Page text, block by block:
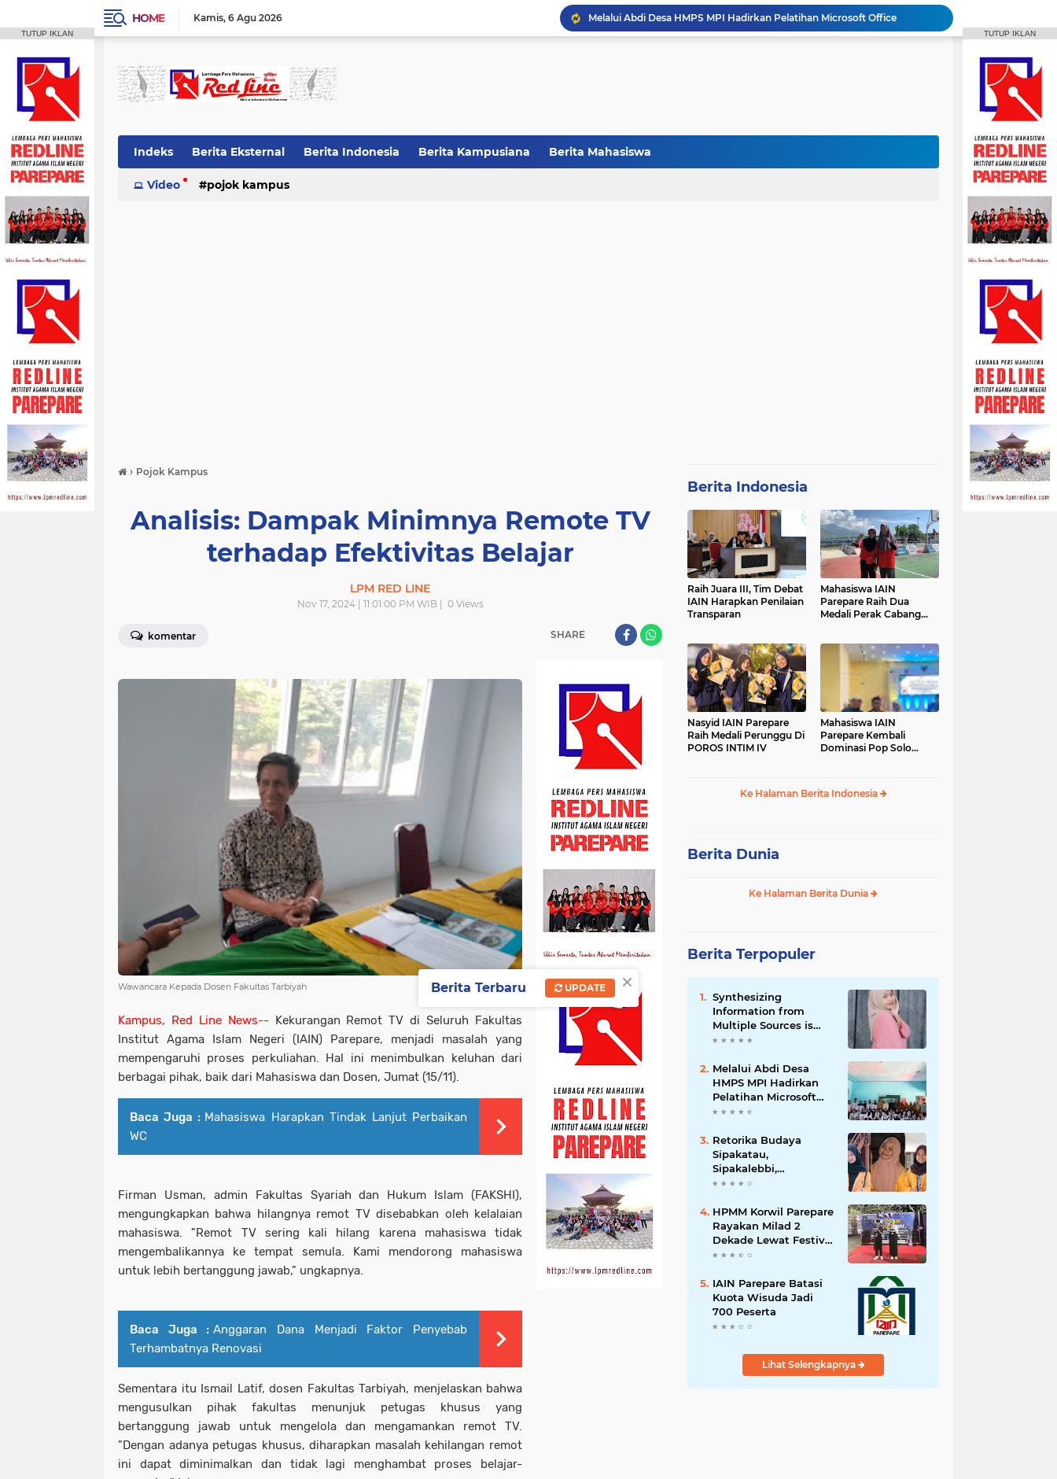
HOME Kamis 6 Agu 2026
Roswati Pimpin Prodi HPI, Siap Lanjutkan Pengembangan Menuju Internasionalisasi
Raih Juara III, Tim Debat IAIN Harapkan Penilaian Transparan
Mahasiswa IAIN Parepare Raih Dua Medali Perak Cabang Tenis Meja di POROS INTIM IV
Indeks Berita Eksternal Berita Indonesia Berita Kampusiana Berita Mahasiswa
Video pojok kampus
› Pojok Kampus
Analisis: Dampak Minimnya Remote TV
terhadap Efektivitas Belajar
LPM RED LINE
Nov 17, 2024 | 11:01:00 PM WIB | 0Views
komentar SHARE
Wawancara Kepada Dosen Fakultas Tarbiyah
Kampus, Red Line News-- Kekurangan Remot TV di Seluruh Fakultas
Institut Agama Islam Negeri (IAIN) Parepare, menjadi masalah yang
mempengaruhi proses perkuliahan. Hal ini menimbulkan keluhan dari
berbagai pihak, baik dari Mahasiswa dan Dosen, Jumat (15/11).
Baca Juga : Mahasiswa Harapkan Tindak Lanjut Perbaikan
WC
Firman Usman, admin Fakultas Syariah dan Hukum Islam (FAKSHI),
mengungkapkan bahwa hilangnya remot TV disebabkan oleh kelalaian
mahasiswa. "Remot TV sering kali hilang karena mahasiswa tidak
mengembalikannya ke tempat semula. Kami mendorong mahasiswa
untuk lebih bertanggung jawab," ungkapnya.
Baca Juga : Anggaran Dana Menjadi Faktor Penyebab
Terhambatnya Renovasi
Sementara itu Ismail Latif, dosen Fakultas Tarbiyah, menjelaskan bahwa
mengusulkan pihak fakultas menunjuk petugas khusus yang
bertanggung jawab untuk mengelola dan mengamankan remot TV.
"Dengan adanya petugas khusus, diharapkan masalah kehilangan remot
ini dapat diminimalkan dan tidak lagi menghambat proses belajar-
Berita Indonesia
Raih Juara III, Tim Debat
IAIN Harapkan Penilaian
Transparan
Mahasiswa IAIN
Parepare Raih Dua
Medali Perak Cabang
Nasyid IAIN Parepare
Raih Medali Perunggu Di
POROS INTIM IV
Mahasiswa IAIN
Parepare Kembali
Dominasi Pop Solo
Ke Halaman Berita Indonesia
Berita Dunia
Ke Halaman Berita Dunia
Berita Terpopuler
Synthesizing
Information from
Multiple Sources is
Important
Melalui Abdi Desa
HMPS MPI Hadirkan
Pelatihan Microsoft
Office
Retorika Budaya
Sipakatau,
Sipakalebbi,
Sipakainge yang
Suku Bugis
HPMM Korwil Parepare
Rayakan Milad 2
Dekade Lewat Festival
Budaya
IAIN Parepare Batasi
Kuota Wisuda Jadi
700 Peserta
Lihat Selengkapnya
TUTUP IKLAN TUTUP IKLAN
×
Berita Terbaru UPDATE